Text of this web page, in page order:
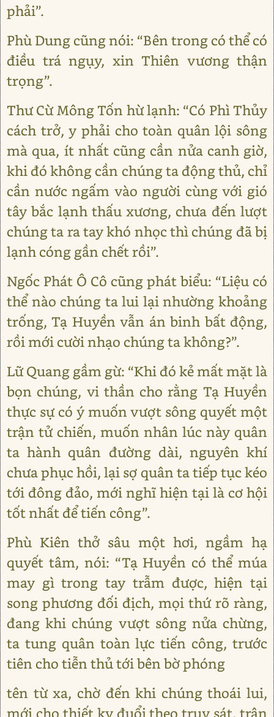
phải”.
Phù Dung cũng nói: “Bên trong có thể có
điều trá ngụy, xin Thiên vương thận
trọng”.
Thư Cừ Mông Tốn hừ lạnh: “Có Phì Thủy
cách trở, y phải cho toàn quân lội sông
mà qua, ít nhất cũng cần nửa canh giờ,
khi đó không cần chúng ta động thủ, chỉ
cần nước ngấm vào người cùng với gió
tây bắc lạnh thấu xương, chưa đến lượt
chúng ta ra tay khó nhọc thì chúng đã bị
lạnh cóng gần chết rồi”.
Ngốc Phát Ô Cô cũng phát biểu: “Liệu có
thể nào chúng ta lui lại nhường khoảng
trống, Tạ Huyền vẫn án binh bất động,
rồi mới cười nhạo chúng ta không?”.
Lữ Quang gầm gừ: “Khi đó kẻ mất mặt là
bọn chúng, vi thần cho rằng Tạ Huyền
thực sự có ý muốn vượt sông quyết một
trận tử chiến, muốn nhân lúc này quân
ta hành quân đường dài, nguyên khí
chưa phục hồi, lại sợ quân ta tiếp tục kéo
tới đông đảo, mới nghĩ hiện tại là cơ hội
tốt nhất để tiến công”.
Phù Kiên thở sâu một hơi, ngầm hạ
quyết tâm, nói: “Tạ Huyền có thể múa
may gì trong tay trẫm được, hiện tại
song phương đối địch, mọi thứ rõ ràng,
đang khi chúng vượt sông nửa chừng,
ta tung quân toàn lực tiến công, trước
tiên cho tiễn thủ tới bên bờ phóng
tên từ xa, chờ đến khi chúng thoái lui,
mới cho thiết kỵ đuổi theo truy sát, trận